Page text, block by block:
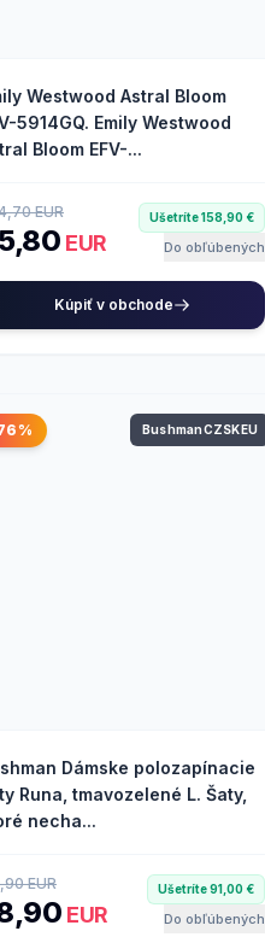
Westwood Astral Bloom
5914GQ. Emily Westwood
Bloom EFV-...
EUR
EUR
Ušetríte 158,90 €
Do obľúbených
Kúpiť v obchode
BushmanCZSKEU
Dámske polozapínacie
Runa, tmavozelené L. Šaty,
necha...
EUR
EUR
Ušetríte 91,00 €
Do obľúbených